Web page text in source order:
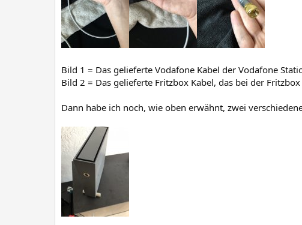
Bild 1 = Das gelieferte Vodafone Kabel der Vodafone
Bild 2 = Das gelieferte Fritzbox Kabel, das bei der
Dann habe ich noch, wie oben erwähnt, zwei